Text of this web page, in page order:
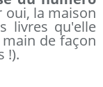
oui, la maison
livres qu'elle
de façon
!).